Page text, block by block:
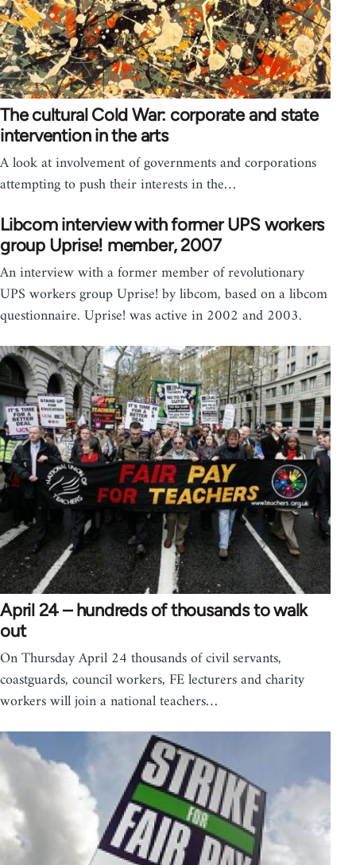
The cultural Cold War: corporate and state
intervention in the arts
A look at involvement of governments and corporations
attempting to push their interests in the…
Libcom interview with former UPS workers
group Uprise! member, 2007
An interview with a former member of revolutionary
UPS workers group Uprise! by libcom, based on a libcom
questionnaire. Uprise! was active in 2002 and 2003.
April 24 – hundreds of thousands to walk
out
On Thursday April 24 thousands of civil servants,
coastguards, council workers, FE lecturers and charity
workers will join a national teachers…